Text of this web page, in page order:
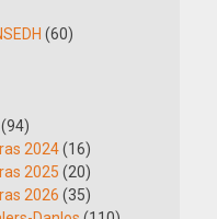
(60)
(94)
2024(16)
2025 (20)
2026 (35)